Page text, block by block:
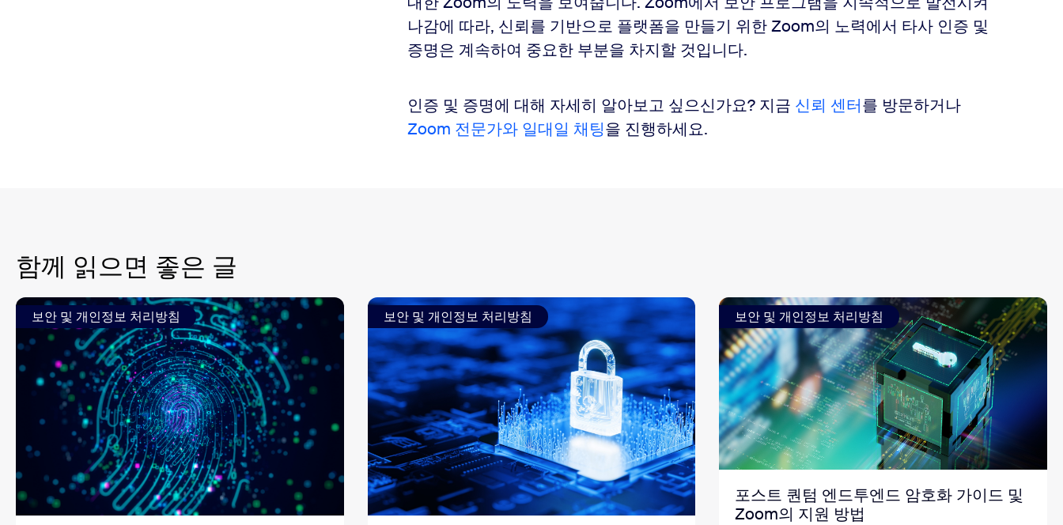
나감에 따라, 신뢰를 기반으로 플랫폼을 만들기 위한 Zoom의 노력에서 타사 인증 및
증명은 계속하여 중요한 부분을 차지할 것입니다.
인증 및 증명에 대해 자세히 알아보고 싶으신가요? 지금 신뢰 센터를 방문하거나
Zoom 전문가와 일대일 채팅을 진행하세요.
함께 읽으면 좋은 글
보안 및 개인정보 처리방침 보안 및 개인정보 처리방침 보안 및 개인정보 처리방침
포스트 퀀텀 엔드투엔드 암호화 가이드 및
Zoom의 지원 방법